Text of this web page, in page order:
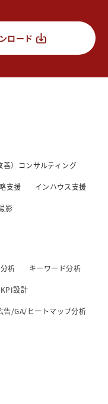
ロード
善）コンサルティング
支援 インハウス支援
影
析 キーワード分析
KPI設計
告/GA/ヒートマップ分析